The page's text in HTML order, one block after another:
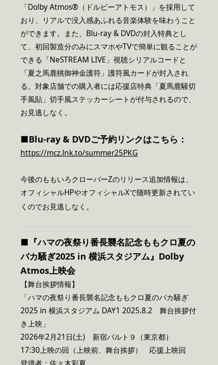
「Dolby Atmos®（ドルビーアトモス）」を採用して
おり、リアルで没入感あふれる音楽体験を味わうこと
ができます。また、Blu-ray & DVDの封入特典とし
て、初回製造分のみにスマホやTVで簡単に観ることが
できる「NeSTREAM LIVE」視聴シリアルコードと
「夏之馬鹿桃御神金護符」護符風カードが封入され
る。対象店舗での購入者には応援店特典「夏馬鹿騒切
手風貼」切手風ステッカーシートが付与されるので、
お見逃しなく。
■Blu-ray & DVDご予約リンクはこちら：
https://mcz.lnk.to/summer25PKG
今後のももいろクローバーZのリリース追加情報は、
オフィシャルHPやオフィシャルXで随時更新されてい
くのでお見逃しなく。
■『ハマの夜祭り番長襲名記念ももクロ夏の
バカ騒ぎ2025 in 横浜スタジアム』Dolby
Atmos上映会
【舞台挨拶情報】
「ハマの夜祭り番長襲名記念ももクロ夏のバカ騒ぎ
2025 in 横浜スタジアム DAY1 2025.8.2 舞台挨拶付
き上映」
2026年2月21日(土) 新宿バルト９（東京都）
17:30上映の回（上映前、舞台挨拶） 応援上映回